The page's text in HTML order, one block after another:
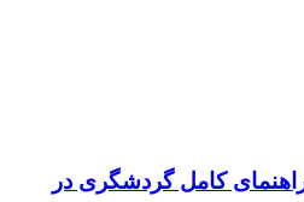
کامل گردشگری در